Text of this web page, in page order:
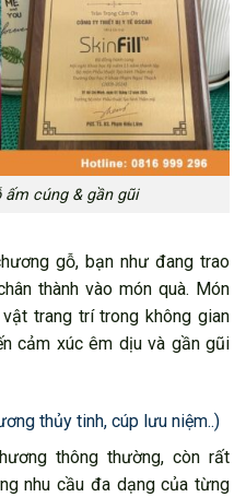
cúng & gần gũi
gỗ, bạn như đang trao
thành vào món quà. Món
trang trí trong không gian
cảm xúc êm dịu và gần gũi
thủy tinh, cúp lưu niệm..)
thông thường, còn rất
nhu cầu đa dạng của từng